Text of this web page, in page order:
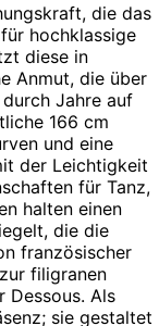
die das
hochklassige
diese in
Anmut, die über
Jahre auf
166 cm
und eine
der Leichtigkeit
für Tanz,
halten einen
die die
französischer
filigranen
Dessous. Als
sie gestaltet